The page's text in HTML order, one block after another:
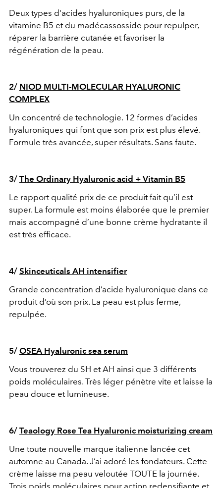
Deux types d'acides hyaluroniques purs, de la
vitamine B5 et du madécassosside pour repulper,
réparer la barrière cutanée et favoriser la
régénération de la peau.
2/ NIOD MULTI-MOLECULAR HYALURONIC
COMPLEX
Un concentré de technologie. 12 formes d’acides
hyaluroniques qui font que son prix est plus élevé.
Formule très avancée, super résultats. Sans faute.
3/ The Ordinary Hyaluronic acid + Vitamin B5
Le rapport qualité prix de ce produit fait qu’il est
super. La formule est moins élaborée que le premier
mais accompagné d’une bonne crème hydratante il
est très efficace.
4/ Skinceuticals AH intensifier
Grande concentration d’acide hyaluronique dans ce
produit d’où son prix. La peau est plus ferme,
repulpée.
5/ OSEA Hyaluronic sea serum
Vous trouverez du SH et AH ainsi que 3 différents
poids moléculaires. Très léger pénètre vite et laisse la
peau douce et lumineuse.
6/ Teaology Rose Tea Hyaluronic moisturizing cream
Une toute nouvelle marque italienne lancée cet
automne au Canada. J’ai adoré les fondateurs. Cette
crème laisse ma peau veloutée TOUTE la journée.
Trois poids moléculaires pour action redensifiante et